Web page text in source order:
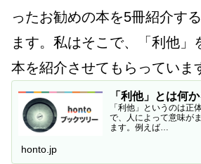
ったお勧めの本を5冊紹介す
ます。私はそこで、「利他」
本を紹介させてもらっていま
「利他」とは何
「利他」というのは正
で、人によって意味が
ます。例えば…
honto.jp